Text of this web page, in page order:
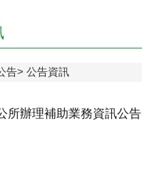
告 公告資訊
所辦理補助業務資訊公告